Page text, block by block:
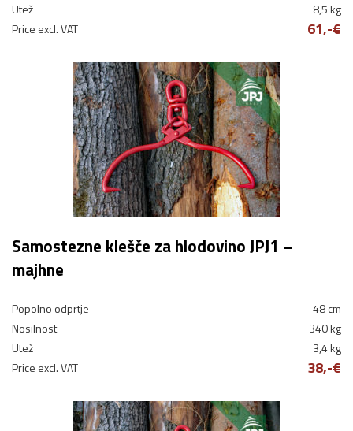
Utež
8,5 kg
Price excl. VAT
61,-€
Samostezne klešče za hlodovino JPJ1 –
majhne
Popolno odprtje
48 cm
Nosilnost
340 kg
Utež
3,4 kg
Price excl. VAT
38,-€